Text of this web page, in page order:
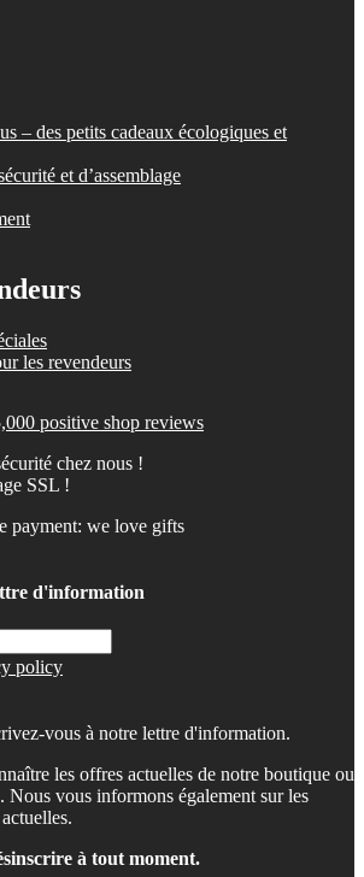
– des petits cadeaux écologiques et
et d’assemblage
les revendeurs
chez nous !
SSL !
d'information
policy
vous à notre lettre d'information.
les offres actuelles de notre boutique ou
Nous vous informons également sur les
à tout moment.